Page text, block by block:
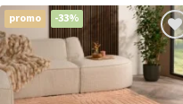
promo -33%